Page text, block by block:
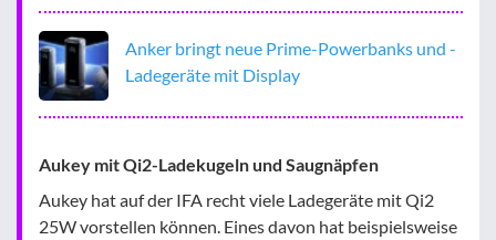
Anker bringt neue Prime-Powerbanks und -
Ladegeräte mit Display
Aukey mit Qi2-Ladekugeln und Saugnäpfen
Aukey hat auf der IFA recht viele Ladegeräte mit Qi2
25W vorstellen können. Eines davon hat beispielsweise